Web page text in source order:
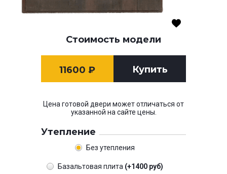
Стоимость модели
11600 ₽ Купить
Цена готовой двери может отличаться от
указанной на сайте цены.
Утепление
Без утепления
Базальтовая плита (+1400 руб)